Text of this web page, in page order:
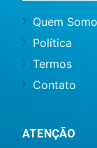
Quem
Política
Termos
Contato
ATENÇÃO